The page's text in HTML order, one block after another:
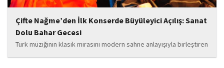
Çifte Nağme’den İlk Konserde Büyüleyici Açılış: Sanat
Dolu Bahar Gecesi
Türk müziğinin klasik mirasını modern sahne anlayışıyla birleştiren
“Çifte Nağme” projesi, ilk konserini İstanbul Ataşehir’de bulunan